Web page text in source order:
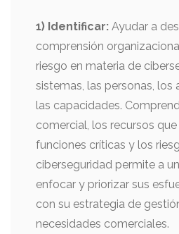
1) Identificar: Ayudar a
comprensión
riesgo en materia de
sistemas, las personas,
las capacidades.
comercial, los recursos
funciones críticas y los
ciberseguridad permite a
enfocar y priorizar sus
con su estrategia de
necesidades comerciales.